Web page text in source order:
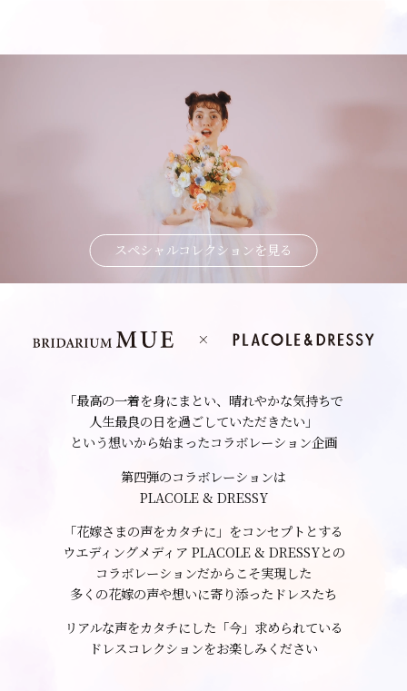
スペシャルコレクションを見る
「最高の一着を身にまとい、晴れやかな気持ちで
人生最良の日を過ごしていただきたい」
という想いから始まったコラボレーション企画
第四弾のコラボレーションは
PLACOLE & DRESSY
「花嫁さまの声をカタチに」をコンセプトとする
ウエディングメディア PLACOLE & DRESSYとの
コラボレーションだからこそ実現した
多くの花嫁の声や想いに寄り添ったドレスたち
リアルな声をカタチにした「今」求められている
ドレスコレクションをお楽しみください